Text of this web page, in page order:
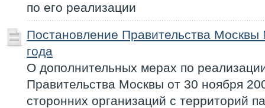
по его реализации
Постановление Правительства
года
О дополнительных мерах по
Правительства Москвы от 30 ноября
сторонних организаций с территорий